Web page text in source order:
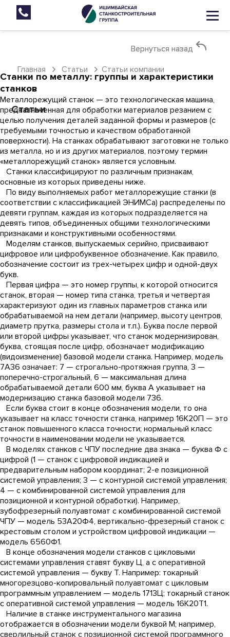
Вернуться назад
Главная
Вернуться назад
Статьи
Статьи компании
Статьи
Станки по металлу: группы и характеристики
станков
Металлорежущий станок — это технологическая машина,
предназначенная для обработки материалов резанием с
целью получения деталей заданной формы и размеров (с
требуемыми точностью и качеством обработанной
поверхности). На станках обрабатывают заготовки не только
из металла, но и из других материалов, поэтому термин
«металлорежущий станок» является условным.
Станки классифицируют по различным признакам,
основные из которых приведены ниже.
По виду выполняемых работ металлорежущие станки (в
соответствии с классификацией ЭНИМСа) распределены по
девяти группам, каждая из которых подразделяется на
девять типов, объединенных общими технологическими
признаками и конструктивными особенностями.
Моделям станков, выпускаемых серийно, присваивают
цифровое или цифробуквенное обозначение. Как правило,
обозначение состоит из трех-четырех цифр и одной-двух
букв.
Первая цифра — это номер группы, к которой относится
станок, вторая — номер типа станка, третья и четвертая
характеризуют один из главных параметров станка или
обрабатываемой на нем детали (например, высоту центров,
диаметр прутка, размеры стола и т.п.). Буква после первой
или второй цифры указывает, что станок модернизирован,
буква, стоящая после цифр, обозначает модификацию
(видоизменение) базовой модели станка. Например, модель
7А36 означает: 7 — строгально-протяжная группа, 3 —
поперечно-строгальный, 6 — максимальная длина
обрабатываемой детали 600 мм, буква А указывает на
модернизацию станка базовой модели 736.
Если буква стоит в конце обозначения модели, то она
указывает на класс точности станка, например 16К20П — это
станок повышенного класса точности; нормальный класс
точности в наименовании модели не указывается.
В моделях станков с ЧПУ последние два знака — буква Ф с
цифрой (1 — станок с цифровой индикацией и
предварительным набором координат; 2-е позиционной
системой управления; 3 — с контурной системой управления;
4 — с комбинированной системой управления для
позиционной и контурной обработки). Например,
зубофрезерный полуавтомат с комбинированной системой
ЧПУ — модель 53А20Ф4, вертикально-фрезерный станок с
крестовым столом и устройством цифровой индикации —
модель 6560Ф1.
В конце обозначения модели станков с цикловыми
системами управления ставят букву Ц, а с оперативной
системой управления — букву Т. Например: токарный
многорезцово-копировальный полуавтомат с цикловым
программным управлением — модель 1713Ц; токарный станок
с оперативной системой управления — модель 16К20Т1.
Наличие в станке инструментального магазина
отображается в обозначении модели буквой М; например,
сверлильный станок с позиционной системой программного